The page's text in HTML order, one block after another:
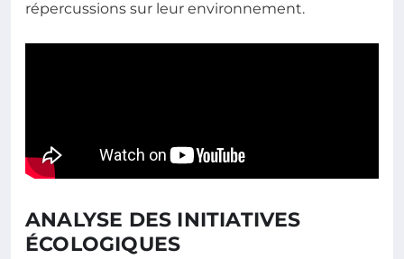
répercussions sur leur environnement.
ANALYSE DES INITIATIVES
ÉCOLOGIQUES